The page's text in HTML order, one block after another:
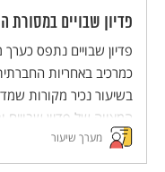
פדיון שבויים במסורת
פדיון שבויים נתפס
כמרכיב באחריות
בשיעור נכיר מקורות
המצווה של פדיון
במגבלות על חיוב זה.
מקורות על הערך ועל
מערך שיעור